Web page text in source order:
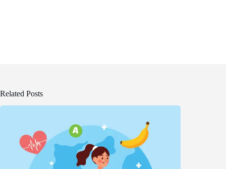
Related Posts